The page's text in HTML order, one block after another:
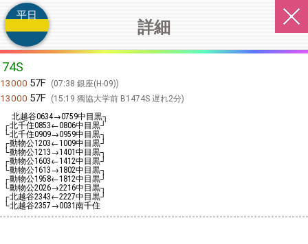
詳細
平日
74S
13000 57F 07:38 銀座(H-09)
13000 57F
15:19 獨協大学前 B1474S 遅れ2分
北越谷0634→0759中目黒┐
┌北千住0853←0806中目黒┘
└北千住0909→0959中目黒┐
┌動物公1203←1009中目黒┘
└動物公1213→1401中目黒┐
┌動物公1603←1412中目黒┘
└動物公1613→1802中目黒┐
┌動物公1958←1812中目黒┘
└動物公2026→2216中目黒┐
┌北越谷2343←2227中目黒┘
└北越谷2357→0031南千住